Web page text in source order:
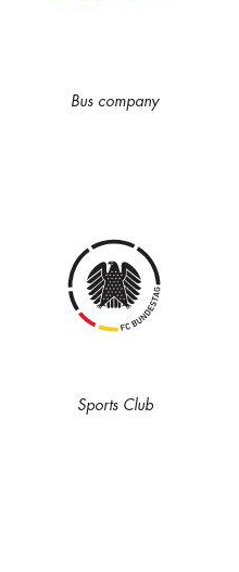
Bus company
Sports Club